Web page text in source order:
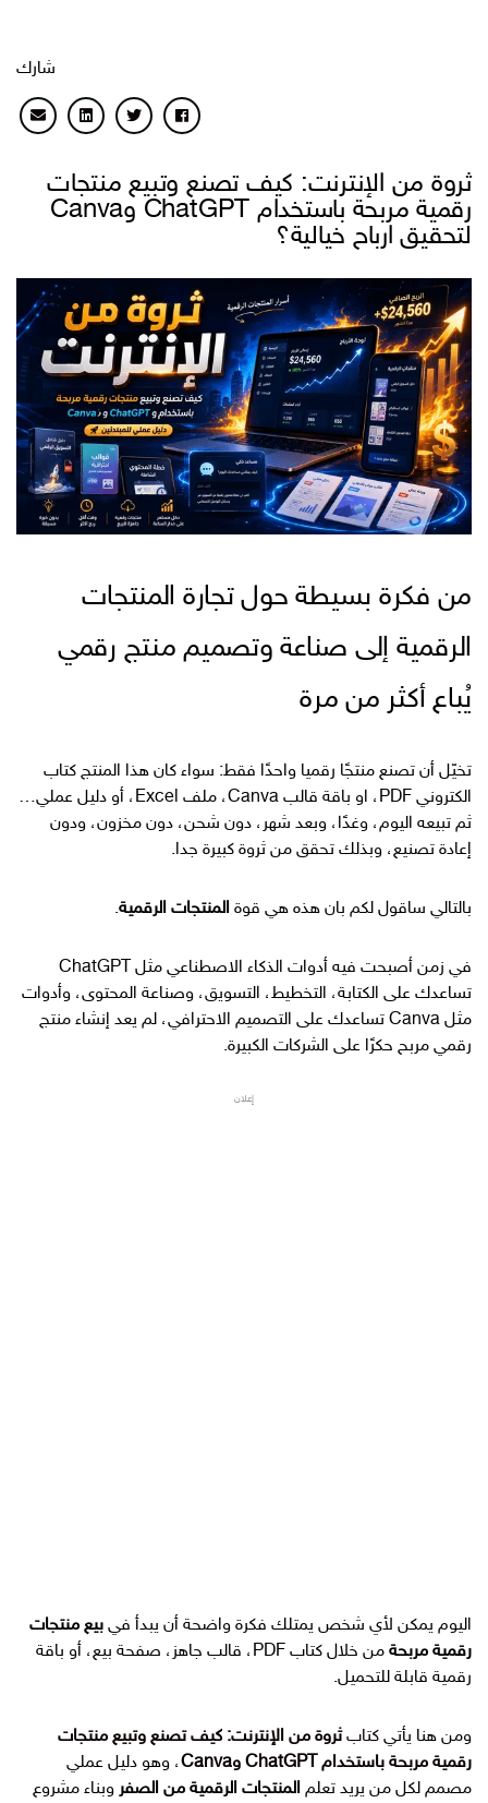
شارك
ثروة من الإنترنت: كيف تصنع وتبيع منتجات
رقمية مربحة باستخدام ChatGPT وCanva
لتحقيق ارباح خيالية؟
من فكرة بسيطة حول تجارة المنتجات
الرقمية إلى صناعة وتصميم منتج رقمي
يُباع أكثر من مرة
تخيّل أن تصنع منتجًا رقميا واحدًا فقط: سواء كان هذا المنتج كتاب
الكتروني PDF، او باقة قالب Canva، ملف Excel، أو دليل عملي…
ثم تبيعه اليوم، وغدًا، وبعد شهر، دون شحن، دون مخزون، ودون
إعادة تصنيع، وبذلك تحقق من ثروة كبيرة جدا.
بالتالي ساقول لكم بان هذه هي قوة المنتجات الرقمية.
في زمن أصبحت فيه أدوات الذكاء الاصطناعي مثل ChatGPT
تساعدك على الكتابة، التخطيط، التسويق، وصناعة المحتوى، وأدوات
مثل Canva تساعدك على التصميم الاحترافي، لم يعد إنشاء منتج
رقمي مربح حكرًا على الشركات الكبيرة.
إعلان
اليوم يمكن لأي شخص يمتلك فكرة واضحة أن يبدأ في بيع منتجات
رقمية مربحة
من خلال كتاب PDF، قالب جاهز، صفحة بيع، أو باقة
رقمية قابلة للتحميل.
ومن هنا يأتي كتابثروة من الإنترنت: كيف تصنع وتبيع منتجات
رقمية مربحة باستخدام ChatGPT وCanva
، وهو دليل عملي
مصمم لكل من يريد تعلم المنتجات الرقمية من الصفر وبناء مشروع